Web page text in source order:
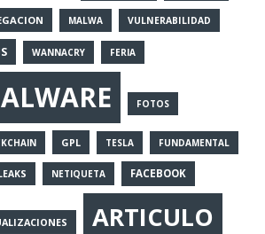
MALWA VULNERABILIDAD
WANNACRY FERIA
FOTOS
GPL TESLA FUNDAMENTAL
NETIQUETA FACEBOOK
ARTICULO